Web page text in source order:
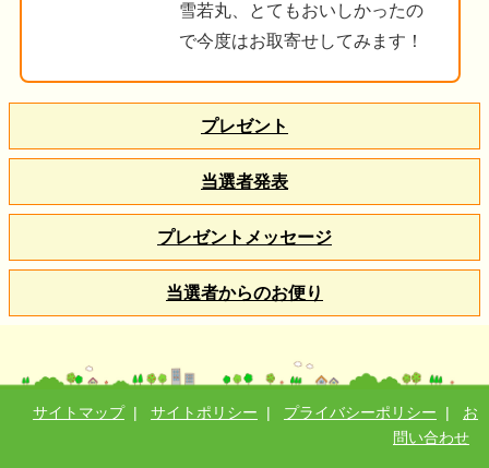
雪若丸、とてもおいしかったの
で今度はお取寄せしてみます！
プレゼント
当選者発表
プレゼントメッセージ
当選者からのお便り
サイトマップ | サイトポリシー | プライバシーポリシー |
お
問い合わせ